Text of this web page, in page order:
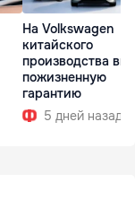
На Volkswagen
китайского
производства
пожизненную
гарантию
5 дней назад